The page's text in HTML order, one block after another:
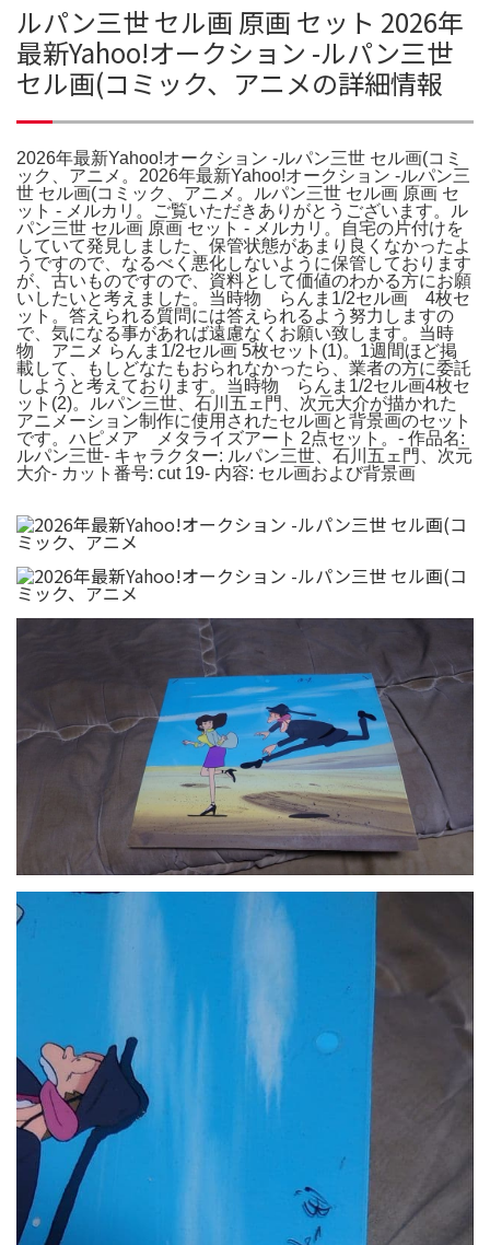
ルパン三世 セル画 原画 セット 2026年
最新Yahoo!オークション -ルパン三世
セル画(コミック、アニメの詳細情報
2026年最新Yahoo!オークション -ルパン三世 セル画(コミ
ック、アニメ。2026年最新Yahoo!オークション -ルパン三
世 セル画(コミック、アニメ。ルパン三世 セル画 原画 セ
ット - メルカリ。ご覧いただきありがとうございます。ル
パン三世 セル画 原画 セット - メルカリ。自宅の片付けを
していて発見しました、保管状態があまり良くなかったよ
うですので、なるべく悪化しないように保管しております
が、古いものですので、資料として価値のわかる方にお願
いしたいと考えました。当時物 らんま1/2セル画 4枚セ
ット。答えられる質問には答えられるよう努力しますの
で、気になる事があれば遠慮なくお願い致します。当時
物 アニメ らんま1/2セル画 5枚セット(1)。1週間ほど掲
載して、もしどなたもおられなかったら、業者の方に委託
しようと考えております。当時物 らんま1/2セル画4枚セ
ット(2)。ルパン三世、石川五ェ門、次元大介が描かれた
アニメーション制作に使用されたセル画と背景画のセット
です。ハピメア メタライズアート 2点セット。- 作品名:
ルパン三世- キャラクター: ルパン三世、石川五ェ門、次元
大介- カット番号: cut 19- 内容: セル画および背景画